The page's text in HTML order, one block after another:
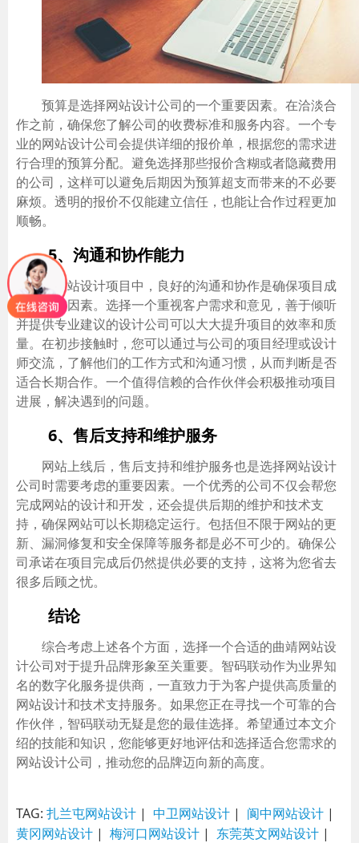
预算是选择网站设计公司的一个重要因素。在洽淡合
作之前，确保您了解公司的收费标准和服务内容。一个专
业的网站设计公司会提供详细的报价单，根据您的需求进
行合理的预算分配。避免选择那些报价含糊或者隐藏费用
的公司，这样可以避免后期因为预算超支而带来的不必要
麻烦。透明的报价不仅能建立信任，也能让合作过程更加
顺畅。
5、沟通和协作能力
在网站设计项目中，良好的沟通和协作是确保项目成
功的关键因素。选择一个重视客户需求和意见，善于倾听
并提供专业建议的设计公司可以大大提升项目的效率和质
量。在初步接触时，您可以通过与公司的项目经理或设计
师交流，了解他们的工作方式和沟通习惯，从而判断是否
适合长期合作。一个值得信赖的合作伙伴会积极推动项目
进展，解决遇到的问题。
6、售后支持和维护服务
网站上线后，售后支持和维护服务也是选择网站设计
公司时需要考虑的重要因素。一个优秀的公司不仅会帮您
完成网站的设计和开发，还会提供后期的维护和技术支
持，确保网站可以长期稳定运行。包括但不限于网站的更
新、漏洞修复和安全保障等服务都是必不可少的。确保公
司承诺在项目完成后仍然提供必要的支持，这将为您省去
很多后顾之忧。
结论
综合考虑上述各个方面，选择一个合适的曲靖网站设
计公司对于提升品牌形象至关重要。智码联动作为业界知
名的数字化服务提供商，一直致力于为客户提供高质量的
网站设计和技术支持服务。如果您正在寻找一个可靠的合
作伙伴，智码联动无疑是您的最佳选择。希望通过本文介
绍的技能和知识，您能够更好地评估和选择适合您需求的
网站设计公司，推动您的品牌迈向新的高度。
TAG: 扎兰屯网站设计 | 中卫网站设计 | 阆中网站设计 |
黄冈网站设计 | 梅河口网站设计 | 东莞英文网站设计 |